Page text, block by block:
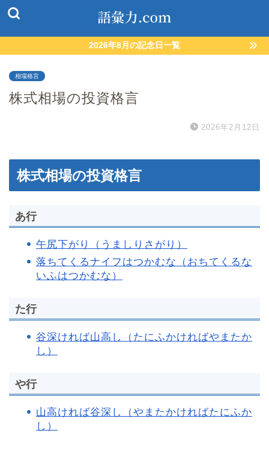
2026年8月の記念日一覧
相場格言
株式相場の投資格言
2026年2月12日
株式相場の投資格言
あ行
午尻下がり（うましりさがり）
落ちてくるナイフはつかむな（おちてくるな
いふはつかむな）
た行
谷深ければ山高し（たにふかければやまたか
し）
や行
山高ければ谷深し（やまたかければたにふか
し）